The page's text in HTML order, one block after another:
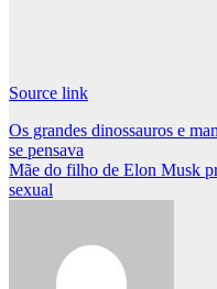
Source link
Post
navigation
Os grandes dinossauros e
se pensava
Mãe do filho de Elon Musk
sexual